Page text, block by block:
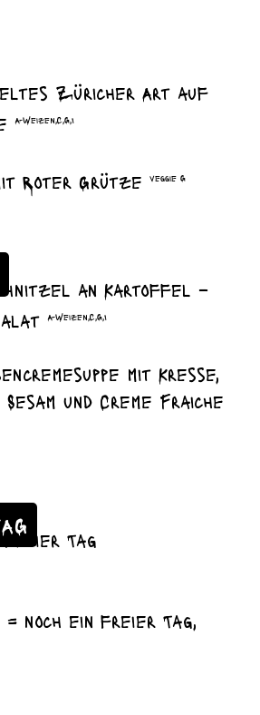
Züricher Art auf
A-Weizen,C,G,I
Roter Grütze
veggie G
an Kartoffel –
A-Weizen,C,G,I
mit Kresse,
und Creme Fraiche
freier Tag
= noch ein freier Tag,